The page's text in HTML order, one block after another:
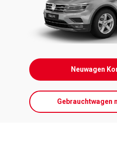
Neuwagen
Gebrauchtwagen